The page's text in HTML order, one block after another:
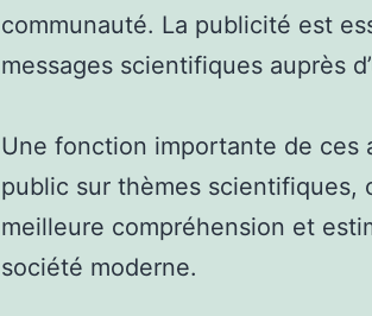
communauté. La publicité est
messages scientifiques auprès
Une fonction importante de ces
public sur thèmes scientifiques,
meilleure compréhension et
société moderne.